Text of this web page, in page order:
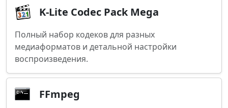
K-Lite Codec Pack Mega
Полный набор кодеков для разных
медиаформатов и детальной настройки
воспроизведения.
FFmpeg